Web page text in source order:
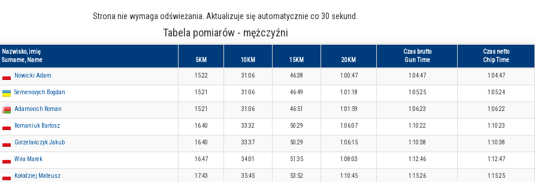
Strona nie wymaga odświeżania. Aktualizuje się automatycznie co 30 sekund.
Tabela pomiarów - mężczyźni
Nazwisko, imię
Surname, Name
5KM 10KM 15KM 20KM
Czas brutto
Gun Time
Czas netto
Chip Time
Nowicki Adam 15:22 31:06 46:38 1:00:47 1:04:47 1:04:47
Semenovych Bogdan 15:21 31:06 46:49 1:01:18 1:05:25 1:05:24
Adamovich Roman 15:21 31:06 46:51 1:01:59 1:06:23 1:06:22
Romaniuk Bartosz 16:40 33:32 50:29 1:06:07 1:10:22 1:10:23
Gorzelańczyk Jakub 16:40 33:37 50:29 1:06:15 1:10:38 1:10:38
Wiła Marek 16:47 34:01 51:35 1:08:03 1:12:46 1:12:47
Kołodziej Mateusz 17:43 35:45 53:52 1:10:45 1:15:26 1:15:25